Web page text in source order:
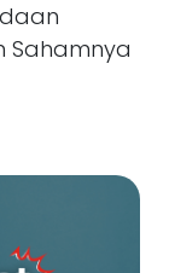
Sahamnya